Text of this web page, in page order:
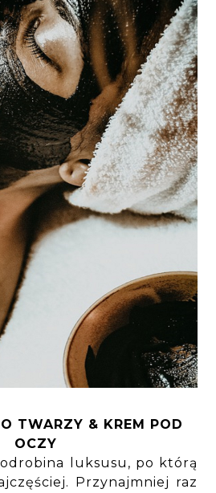
TWARZY & KREM POD
OCZY
luksusu, po którą
Przynajmniej raz